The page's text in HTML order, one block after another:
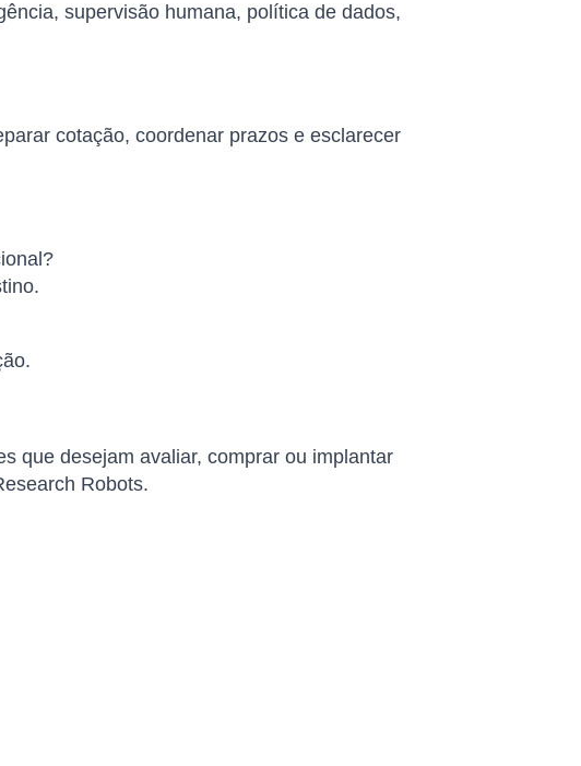
supervisão humana, política de dados,
cotação, coordenar prazos e esclarecer
que desejam avaliar, comprar ou implantar
Robots.